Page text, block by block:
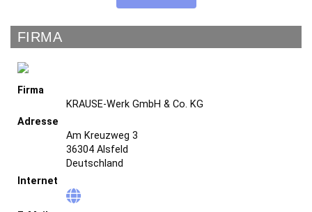
FIRMA
Firma
KRAUSE-Werk GmbH & Co. KG
Adresse
Am Kreuzweg 3
36304 Alsfeld
Deutschland
Internet